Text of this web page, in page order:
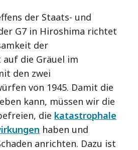
der Staats- und
G7 in Hiroshima richtet
der
die Gräuel im
den zwei
von 1945. Damit die
kann, müssen wir die
die katastrophale
haben und
anrichten. Dazu ist